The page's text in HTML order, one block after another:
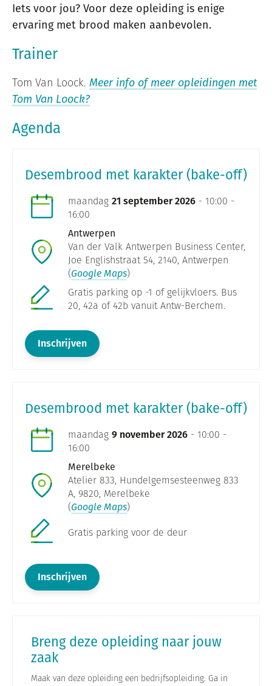
Iets voor jou? Voor deze opleiding is enige
ervaring met brood maken aanbevolen.
Trainer
Tom Van Loock. Meer info of meer opleidingen met
Tom Van Loock?
Agenda
Desembrood met karakter (bake-off)
maandag 21 september 2026 - 10:00 -
16:00
Antwerpen
Van der Valk Antwerpen Business Center,
Joe Englishstraat 54, 2140, Antwerpen
(Google Maps)
Gratis parking op -1 of gelijkvloers. Bus
20, 42a of 42b vanuit Antw-Berchem.
Inschrijven
Desembrood met karakter (bake-off)
maandag 9 november 2026 - 10:00 -
16:00
Merelbeke
Atelier 833, Hundelgemsesteenweg 833
A, 9820, Merelbeke
(Google Maps)
Gratis parking voor de deur
Inschrijven
Breng deze opleiding naar jouw
zaak
Maak van deze opleiding een bedrijfsopleiding. Ga in